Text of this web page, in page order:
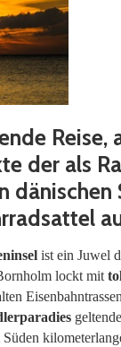
Reise,
der als
dänischen
ist ein Juwel
lockt mit